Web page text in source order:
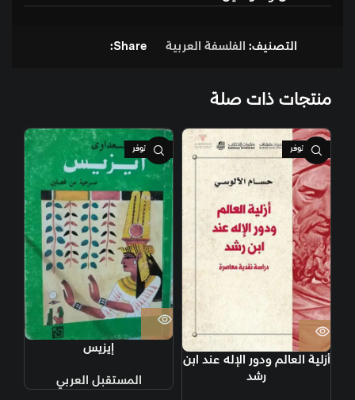
التصنيف: الفلسفة العربية Share:
منتجات ذات صلة
غير متوفر
أزلية العالم ودور الإله عند ابن
رشد
غير متوفر
إيزيس
المستقبل العربي